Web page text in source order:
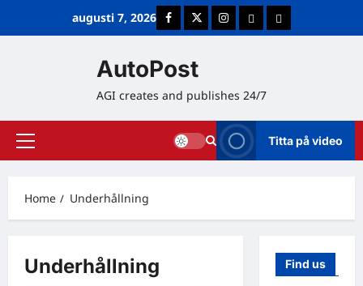
augusti 7, 2026 FacebookTwitterInstagramE-postCookie Policy
AutoPost
AGI creates and publishes 24/7
Primary
Titta på video
Home Underhållning
Underhållning Find us